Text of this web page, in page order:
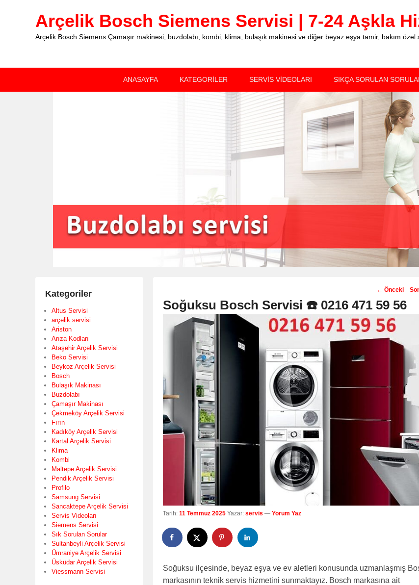
Arçelik Bosch Siemens Servisi | 7-24 Aşkla
Arçelik Bosch Siemens Çamaşır makinesi, buzdolabı, kombi, klima, bulaşık makinesi ve diğer beyaz eşya tamir, bakım özel
ANASAYFA KATEGORİLER SERVİS VİDEOLARI SIKÇA SORULAN
Post
navigation
← Önceki
Soğuksu Bosch Servisi ☎️ 0216 471 59 56
Tarih: 11 Temmuz 2025 Yazar: servis — Yorum Yaz
Soğuksu ilçesinde, beyaz eşya ve ev aletleri konusunda uzmanlaşmış
markasının teknik servis hizmetini sunmaktayız. Bosch markasına ait
Kategoriler
Altus Servisi
arçelik servisi
Ariston
Arıza Kodları
Ataşehir Arçelik Servisi
Beko Servisi
Beykoz Arçelik Servisi
Bosch
Bulaşık Makinası
Buzdolabı
Çamaşır Makinası
Çekmeköy Arçelik Servisi
Fırın
Kadıköy Arçelik Servisi
Kartal Arçelik Servisi
Klima
Kombi
Maltepe Arçelik Servisi
Pendik Arçelik Servisi
Profilo
Samsung Servisi
Sancaktepe Arçelik Servisi
Servis Videoları
Siemens Servisi
Sık Sorulan Sorular
Sultanbeyli Arçelik Servisi
Ümraniye Arçelik Servisi
Üsküdar Arçelik Servisi
Viessmann Servisi